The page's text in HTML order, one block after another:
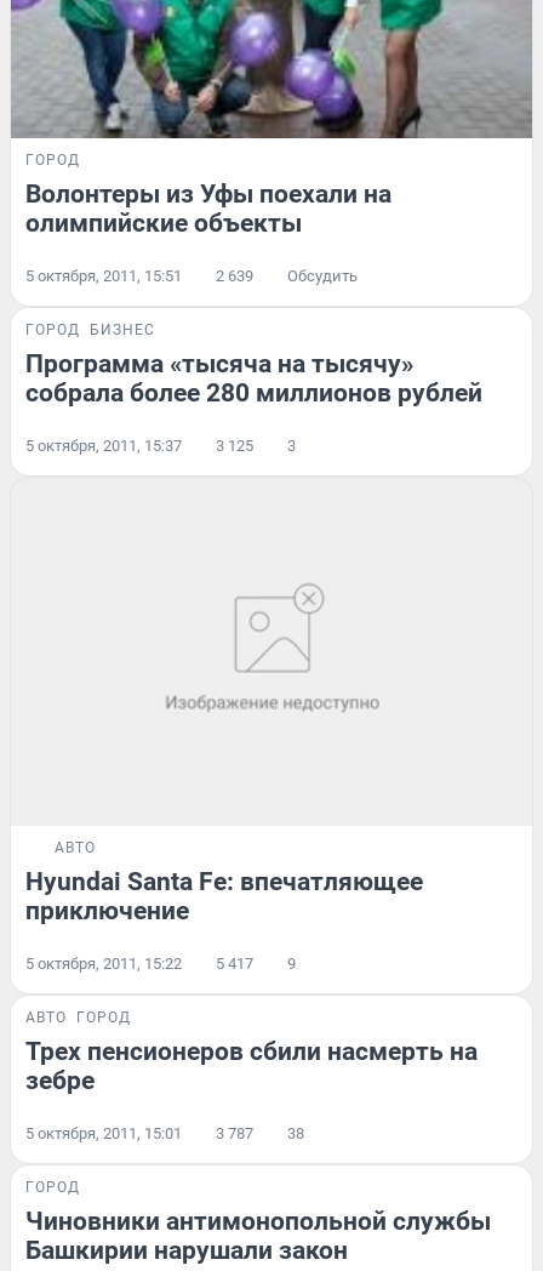
ГОРОД
Волонтеры из Уфы поехали на
олимпийские объекты
5 октября, 2011, 15:51 2 639 Обсудить
ГОРОД БИЗНЕС
Программа «тысяча на тысячу»
собрала более 280 миллионов рублей
5 октября, 2011, 15:37 3 125 3
АВТО
Hyundai Santa Fe: впечатляющее
приключение
5 октября, 2011, 15:22 5 417 9
АВТО ГОРОД
Трех пенсионеров сбили насмерть на
зебре
5 октября, 2011, 15:01 3 787 38
ГОРОД
Чиновники антимонопольной службы
Башкирии нарушали закон